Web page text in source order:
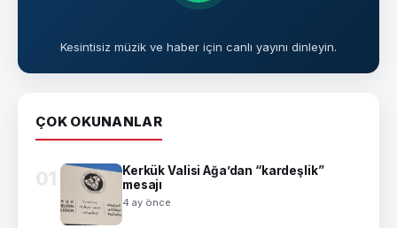
Kesintisiz müzik ve haber için canlı yayını dinleyin.
ÇOK OKUNANLAR
01
Kerkük Valisi Ağa’dan “kardeşlik”
mesajı
4 ay önce